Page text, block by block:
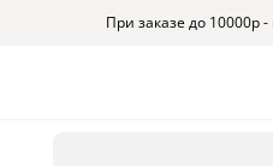
При заказе до 10000р